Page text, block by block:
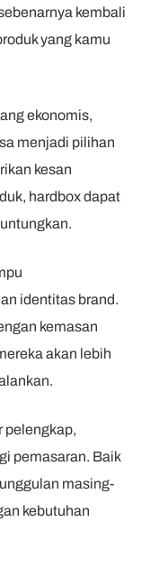
kembali
yang kamu
ekonomis,
menjadi pilihan
kesan
hardbox dapat
identitas brand.
kemasan
akan lebih
pelengkap,
pemasaran. Baik
masing-
kebutuhan